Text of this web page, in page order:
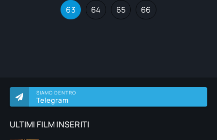
SIAMO DENTRO
Telegram
ULTIMI FILM INSERITI
63 64 65 66